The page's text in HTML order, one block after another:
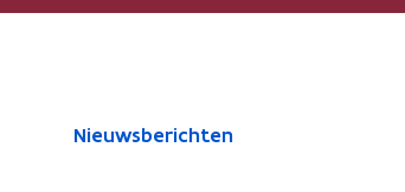
GedaanNieuwsberichten